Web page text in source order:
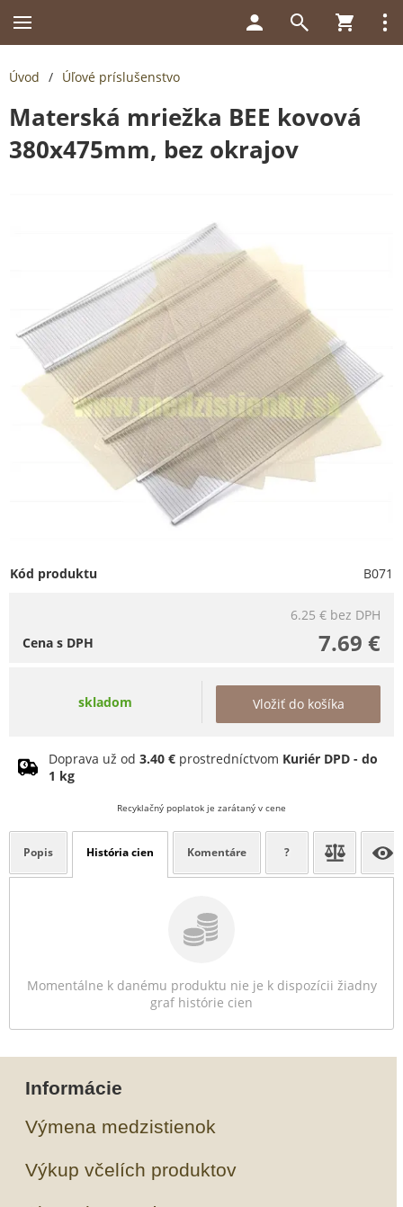
Úvod / Úľové príslušenstvo
Materská mriežka BEE kovová
380x475mm, bez okrajov
Kód produktu B071
6.25 € bez DPH
7.69 €
Cena s DPH
skladom Vložiť do košíka
Doprava už od 3.40 € prostredníctvom Kuriér DPD - do
1 kg
Recyklačný poplatok je zarátaný v cene
Popis História cien Komentáre ?
Momentálne k danému produktu nie je k dispozícii žiadny
graf histórie cien
Informácie
Výmena medzistienok
Výkup včelích produktov